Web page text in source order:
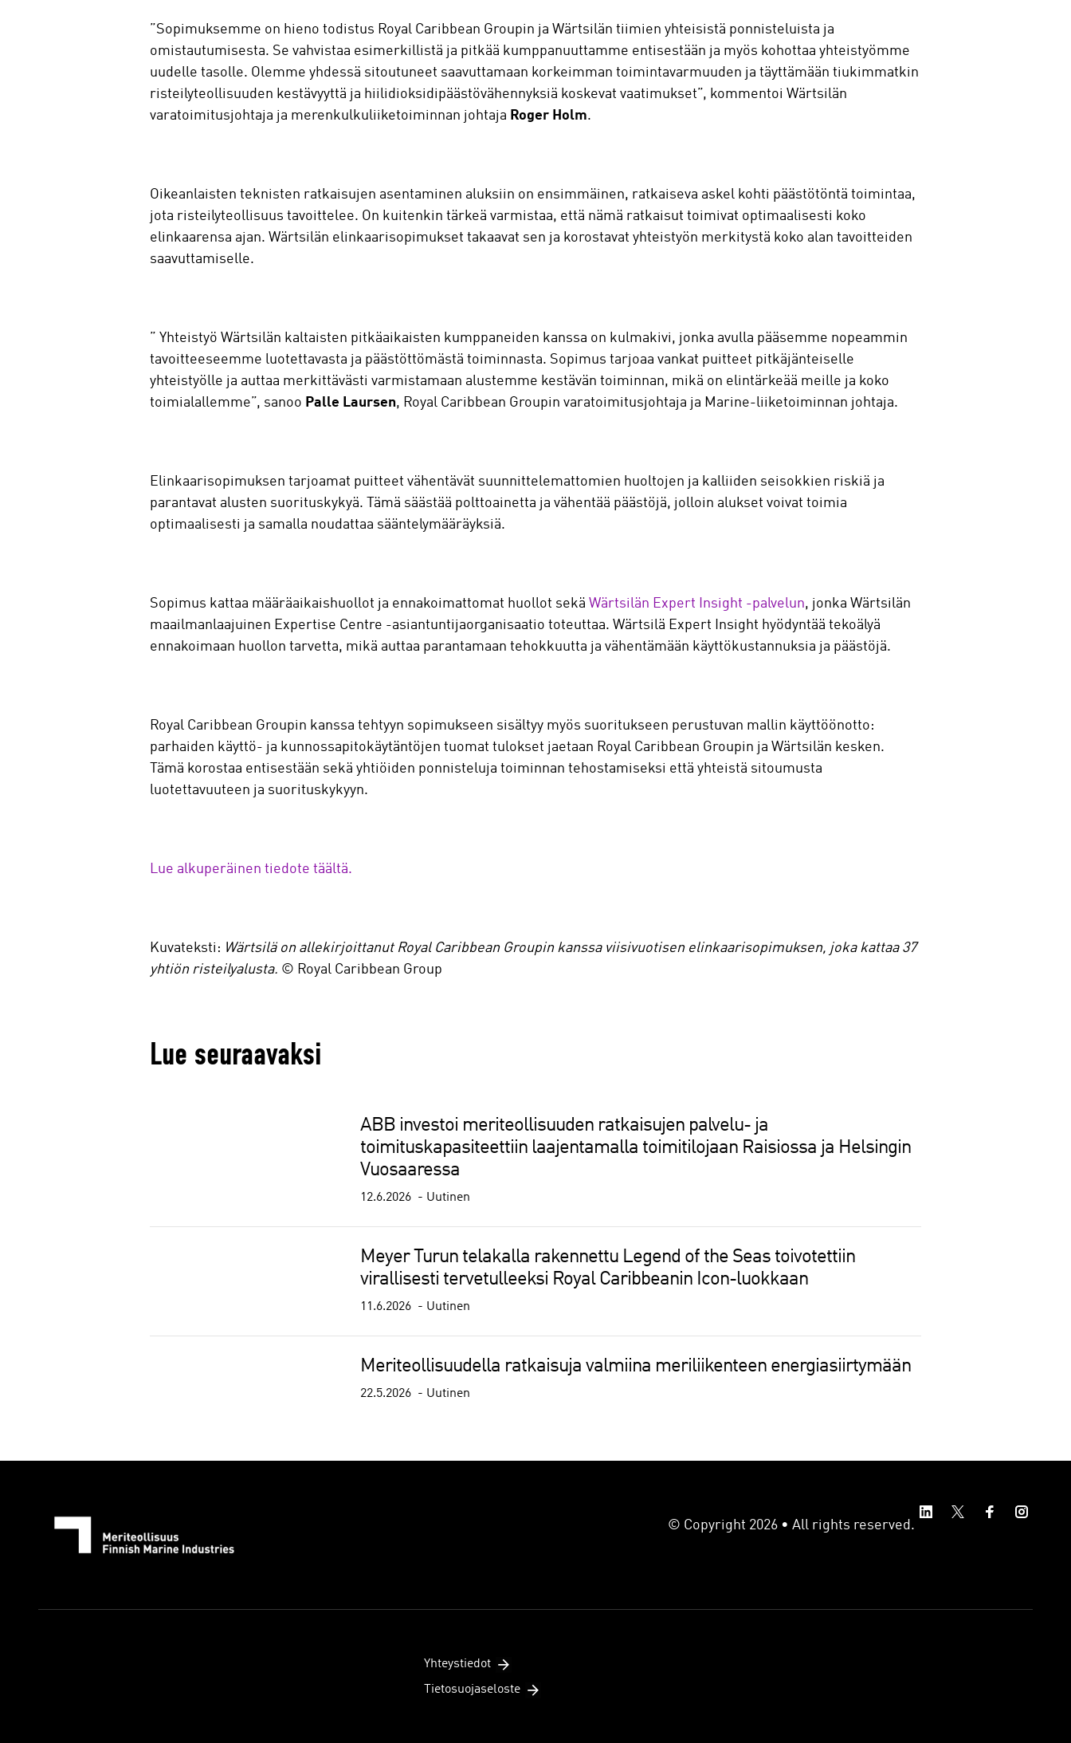
”Sopimuksemme on hieno todistus Royal Caribbean Groupin ja Wärtsilän tiimien yhteisistä ponnisteluista ja
omistautumisesta. Se vahvistaa esimerkillistä ja pitkää kumppanuuttamme entisestään ja myös kohottaa yhteistyömme
uudelle tasolle. Olemme yhdessä sitoutuneet saavuttamaan korkeimman toimintavarmuuden ja täyttämään tiukimmatkin
risteilyteollisuuden kestävyyttä ja hiilidioksidipäästövähennyksiä koskevat vaatimukset”, kommentoi Wärtsilän
varatoimitusjohtaja ja merenkulkuliiketoiminnan johtaja Roger Holm.
Oikeanlaisten teknisten ratkaisujen asentaminen aluksiin on ensimmäinen, ratkaiseva askel kohti päästötöntä toimintaa,
jota risteilyteollisuus tavoittelee. On kuitenkin tärkeä varmistaa, että nämä ratkaisut toimivat optimaalisesti koko
elinkaarensa ajan. Wärtsilän elinkaarisopimukset takaavat sen ja korostavat yhteistyön merkitystä koko alan tavoitteiden
saavuttamiselle.
” Yhteistyö Wärtsilän kaltaisten pitkäaikaisten kumppaneiden kanssa on kulmakivi, jonka avulla pääsemme nopeammin
tavoitteeseemme luotettavasta ja päästöttömästä toiminnasta. Sopimus tarjoaa vankat puitteet pitkäjänteiselle
yhteistyölle ja auttaa merkittävästi varmistamaan alustemme kestävän toiminnan, mikä on elintärkeää meille ja koko
toimialallemme”, sanoo Palle Laursen, Royal Caribbean Groupin varatoimitusjohtaja ja Marine-liiketoiminnan johtaja.
Elinkaarisopimuksen tarjoamat puitteet vähentävät suunnittelemattomien huoltojen ja kalliiden seisokkien riskiä ja
parantavat alusten suorituskykyä. Tämä säästää polttoainetta ja vähentää päästöjä, jolloin alukset voivat toimia
optimaalisesti ja samalla noudattaa sääntelymääräyksiä.
Sopimus kattaa määräaikaishuollot ja ennakoimattomat huollot sekä Wärtsilän Expert Insight -palvelun, jonka Wärtsilän
maailmanlaajuinen Expertise Centre -asiantuntijaorganisaatio toteuttaa. Wärtsilä Expert Insight hyödyntää tekoälyä
ennakoimaan huollon tarvetta, mikä auttaa parantamaan tehokkuutta ja vähentämään käyttökustannuksia ja päästöjä.
Royal Caribbean Groupin kanssa tehtyyn sopimukseen sisältyy myös suoritukseen perustuvan mallin käyttöönotto:
parhaiden käyttö- ja kunnossapitokäytäntöjen tuomat tulokset jaetaan Royal Caribbean Groupin ja Wärtsilän kesken.
Tämä korostaa entisestään sekä yhtiöiden ponnisteluja toiminnan tehostamiseksi että yhteistä sitoumusta
luotettavuuteen ja suorituskykyyn.
Lue alkuperäinen tiedote täältä.
Kuvateksti: Wärtsilä on allekirjoittanut Royal Caribbean Groupin kanssa viisivuotisen elinkaarisopimuksen, joka kattaa 37
yhtiön risteilyalusta. © Royal Caribbean Group
Lue seuraavaksi
ABB investoi meriteollisuuden ratkaisujen palvelu- ja
toimituskapasiteettiin laajentamalla toimitilojaan Raisiossa ja Helsingin
Vuosaaressa
12.6.2026 Uutinen
Meyer Turun telakalla rakennettu Legend of the Seas toivotettiin
virallisesti tervetulleeksi Royal Caribbeanin Icon-luokkaan
11.6.2026 Uutinen
Meriteollisuudella ratkaisuja valmiina meriliikenteen energiasiirtymään
22.5.2026 Uutinen
© Copyright 2026 • All rights reserved.
Yhteystiedot
Tietosuojaseloste